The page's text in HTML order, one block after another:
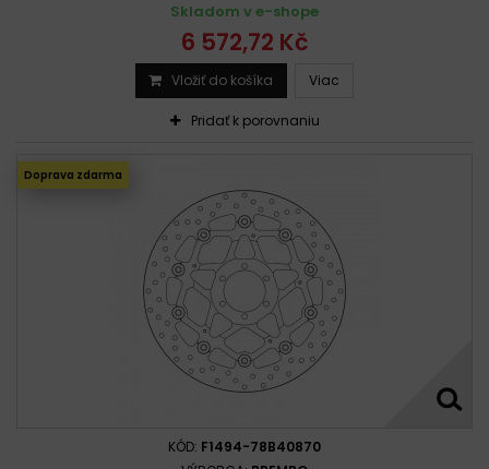
Skladom v e-shope
6 572,72 Kč
Vložiť do košíka Viac
Pridať k porovnaniu
Doprava zdarma
KÓD: F1494-78B40870